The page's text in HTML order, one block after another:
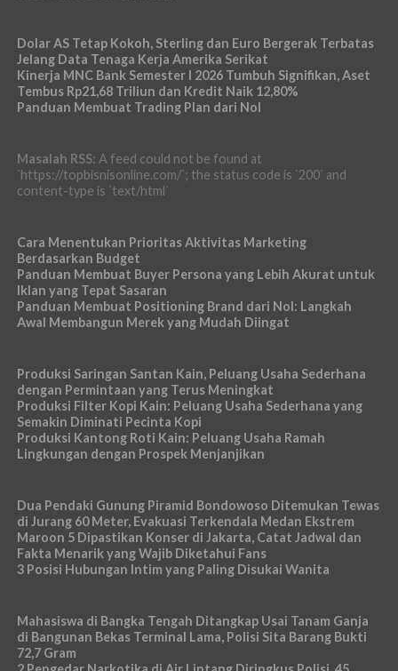
Dolar AS Tetap Kokoh, Sterling dan Euro Bergerak Terbatas
Jelang Data Tenaga Kerja Amerika Serikat
Kinerja MNC Bank Semester I 2026 Tumbuh Signifikan, Aset
Tembus Rp21,68 Triliun dan Kredit Naik 12,80%
Panduan Membuat Trading Plan dari Nol
Masalah RSS: A feed could not be found at
`https://topbisnisonline.com/`; the status code is `200` and
content-type is `text/html`
Cara Menentukan Prioritas Aktivitas Marketing
Berdasarkan Budget
Panduan Membuat Buyer Persona yang Lebih Akurat untuk
Iklan yang Tepat Sasaran
Panduan Membuat Positioning Brand dari Nol: Langkah
Awal Membangun Merek yang Mudah Diingat
Produksi Saringan Santan Kain, Peluang Usaha Sederhana
dengan Permintaan yang Terus Meningkat
Produksi Filter Kopi Kain: Peluang Usaha Sederhana yang
Semakin Diminati Pecinta Kopi
Produksi Kantong Roti Kain: Peluang Usaha Ramah
Lingkungan dengan Prospek Menjanjikan
Dua Pendaki Gunung Piramid Bondowoso Ditemukan Tewas
di Jurang 60 Meter, Evakuasi Terkendala Medan Ekstrem
Maroon 5 Dipastikan Konser di Jakarta, Catat Jadwal dan
Fakta Menarik yang Wajib Diketahui Fans
3 Posisi Hubungan Intim yang Paling Disukai Wanita
Mahasiswa di Bangka Tengah Ditangkap Usai Tanam Ganja
di Bangunan Bekas Terminal Lama, Polisi Sita Barang Bukti
72,7 Gram